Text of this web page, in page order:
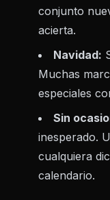
conjunto
acierta.
Navidad:
Muchas
especiales
Sin
inesperado.
cualquiera
calendario.